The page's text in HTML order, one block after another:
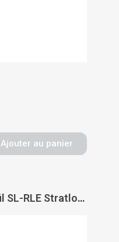
Ajouter au panier
Connecteurs pour profil SL-RLE Stratlock - DOMARINE